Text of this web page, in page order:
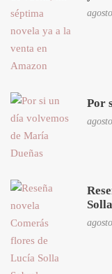
Por